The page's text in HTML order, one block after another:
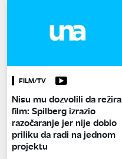
FILM/TV
Nisu mu dozvolili da režira
film: Spilberg izrazio
razočaranje jer nije dobio
priliku da radi na jednom
projektu